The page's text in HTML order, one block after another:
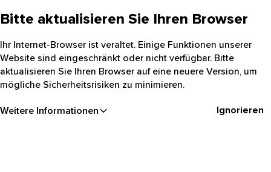
Bitte aktualisieren Sie Ihren Browser
Ihr Internet-Browser ist veraltet. Einige Funktionen unserer
Website sind eingeschränkt oder nicht verfügbar. Bitte
aktualisieren Sie Ihren Browser auf eine neuere Version, um
mögliche Sicherheitsrisiken zu minimieren.
Weitere Informationen Ignorieren